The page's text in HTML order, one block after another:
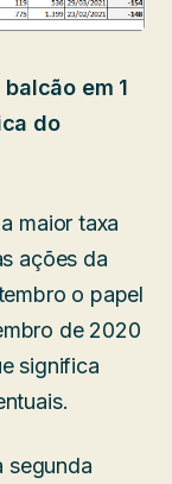
em 1
do
maior taxa
ações da
o papel
de 2020
significa
segunda